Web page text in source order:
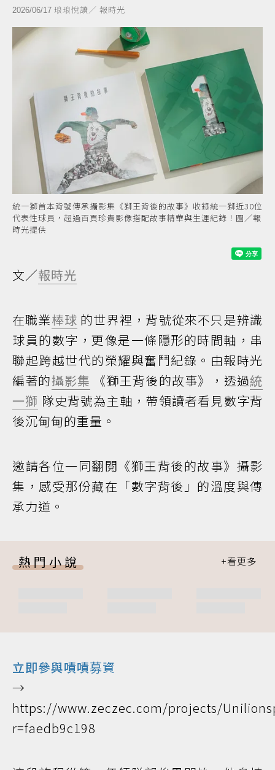
2026/06/17 琅琅悅讀／ 報時光
統一獅首本背號傳承攝影集《獅王背後的故事》收錄統一獅近30位
代表性球員，超過百頁珍貴影像搭配故事精華與生涯紀錄！圖／報
時光提供
文／報時光
在職業棒球 的世界裡，背號從來不只是辨識
球員的數字，更像是一條隱形的時間軸，串
聯起跨越世代的榮耀與奮鬥紀錄。由報時光
編著的攝影集 《獅王背後的故事》，透過統
一獅 隊史背號為主軸，帶領讀者看見數字背
後沉甸甸的重量。
邀請各位一同翻閱《獅王背後的故事》攝影
集，感受那份藏在「數字背後」的溫度與傳
承力道。
熱門小說
立即參與嘖嘖募資
→
https://www.zeczec.com/projects/
r=faedb9c198